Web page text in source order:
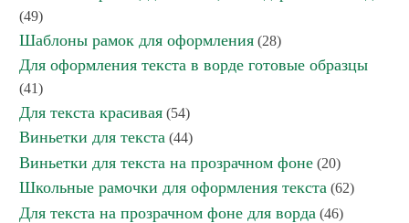
(49)
Шаблоны рамок для оформления (28)
Для оформления текста в ворде готовые образцы
(41)
Для текста красивая (54)
Виньетки для текста (44)
Виньетки для текста на прозрачном фоне (20)
Школьные рамочки для оформления текста (62)
Для текста на прозрачном фоне для ворда (46)